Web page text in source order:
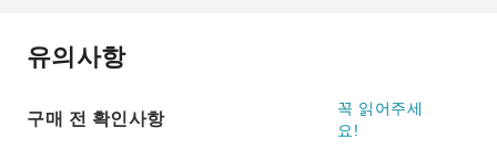
유의사항
구매 전 확인사항
꼭 읽어주세
요!